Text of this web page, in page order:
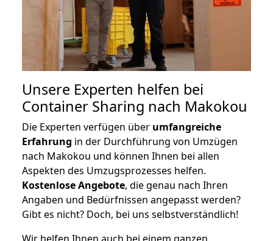
Unsere Experten helfen bei
Container Sharing nach Makokou
Die Experten verfügen über umfangreiche
Erfahrung in der Durchführung von Umzügen
nach Makokou und können Ihnen bei allen
Aspekten des Umzugsprozesses helfen.
Kostenlose Angebote, die genau nach Ihren
Angaben und Bedürfnissen angepasst werden?
Gibt es nicht? Doch, bei uns selbstverständlich!